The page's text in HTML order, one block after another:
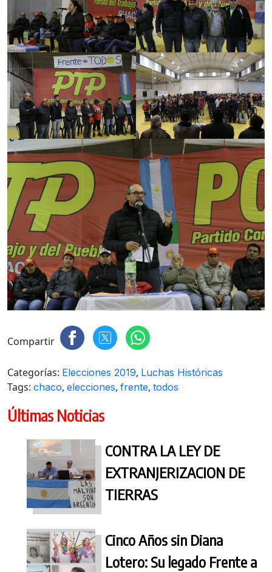
Compartir
Categorías: Elecciones 2019, Luchas Históricas
Tags: chaco, elecciones, frente, todos
Últimas Noticias
CONTRA LA LEY DE
EXTRANJERIZACION DE
TIERRAS
Cinco Años sin Diana
Lotero: Su legado Frente a